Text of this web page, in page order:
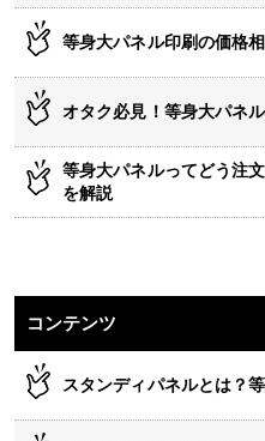
等身大パネル印刷の価格
オタク必見！等身大パネ
等身大パネルってどう注
を解説
コンテンツ
スタンディパネルとは？